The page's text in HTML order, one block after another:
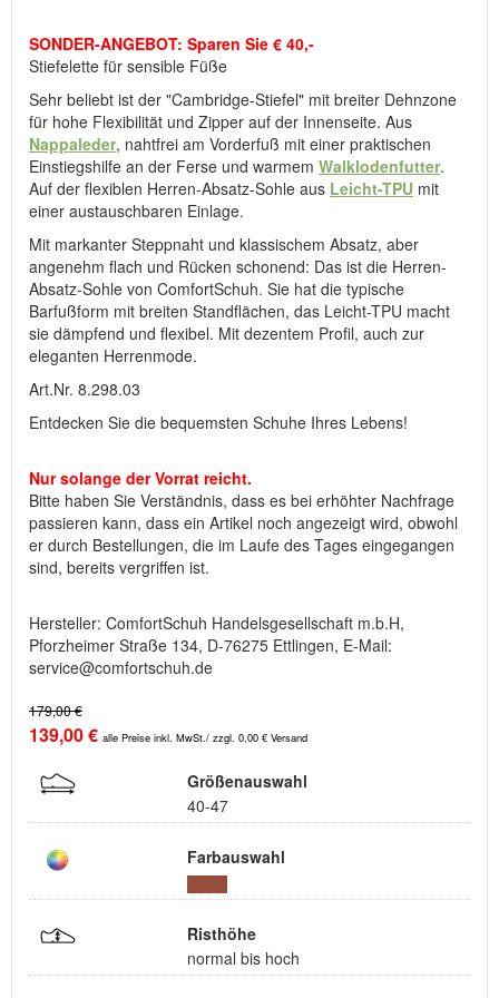
bereits vergriffen ist.
Hersteller: ComfortSchuh Handelsgesellschaft m.b.H, Pforzheimer
Straße 134, D-76275 Ettlingen, E-Mail: service@comfortschuh.de
SONDER-ANGEBOT: Sparen Sie € 40,-
Stiefelette für sensible Füße
Sehr beliebt ist der "Cambridge-Stiefel" mit breiter Dehnzone
für hohe Flexibilität und Zipper auf der Innenseite. Aus
Nappaleder, nahtfrei am Vorderfuß mit einer praktischen
Einstiegshilfe an der Ferse und warmem Walklodenfutter.
Auf der flexiblen Herren-Absatz-Sohle aus Leicht-TPU mit
einer austauschbaren Einlage.
Mit markanter Steppnaht und klassischem Absatz, aber
angenehm flach und Rücken schonend: Das ist die Herren-
Absatz-Sohle von ComfortSchuh. Sie hat die typische
Barfußform mit breiten Standflächen, das Leicht-TPU macht
sie dämpfend und flexibel. Mit dezentem Profil, auch zur
eleganten Herrenmode.
Art.Nr. 8.298.03
Entdecken Sie die bequemsten Schuhe Ihres Lebens!
Nur solange der Vorrat reicht.
Bitte haben Sie Verständnis, dass es bei erhöhter Nachfrage
passieren kann, dass ein Artikel noch angezeigt wird, obwohl
er durch Bestellungen, die im Laufe des Tages eingegangen
sind, bereits vergriffen ist.
Hersteller: ComfortSchuh Handelsgesellschaft m.b.H,
Pforzheimer Straße 134, D-76275 Ettlingen, E-Mail:
service@comfortschuh.de
179,00 €
139,00 € alle Preise inkl. MwSt./ zzgl. 0,00 € Versand
Größenauswahl
40-47
Farbauswahl
Risthöhe
normal bis hoch